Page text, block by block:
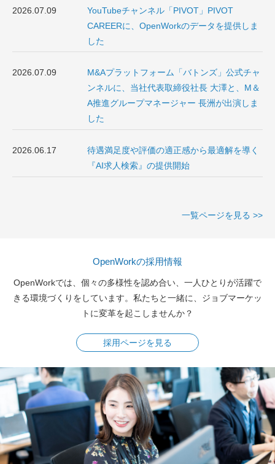
2026.07.09
YouTubeチャンネル「PIVOT」PIVOT
CAREERに、OpenWorkのデータを提供しま
した
2026.07.09
M&Aプラットフォーム「バトンズ」公式チャ
ンネルに、当社代表取締役社長 大澤と、M＆
A推進グループマネージャー 長洲が出演しま
した
2026.06.17
待遇満足度や評価の適正感から最適解を導く
『AI求人検索』の提供開始
一覧ページを見る >>
OpenWorkの採用情報
OpenWorkでは、個々の多様性を認め合い、一人ひとりが活躍で
きる環境づくりをしています。私たちと一緒に、ジョブマーケッ
トに変革を起こしませんか？
採用ページを見る